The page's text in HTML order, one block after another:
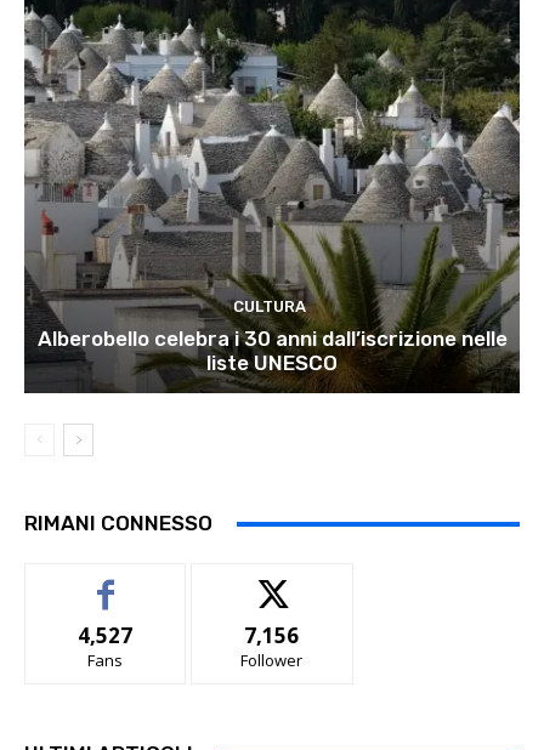
CULTURA
Alberobello celebra i 30 anni dall’iscrizione nelle
liste UNESCO
RIMANI CONNESSO
4,527
Fans
7,156
Follower